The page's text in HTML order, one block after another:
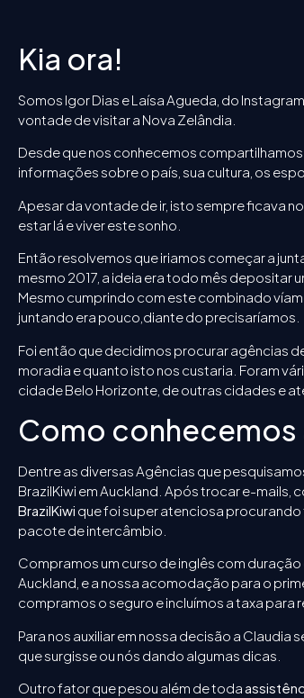
Kia ora!
Somos Igor Dias e Laísa Agueda, do Instagram
vontade de visitar a Nova Zelândia.
Desde que nos conhecemos
informações sobre o país, sua cultura, os
Apesar da vontade de ir, isto sempre ficava
estar lá e viver este sonho.
Então resolvemos que iriamos começar a
mesmo 2017, a ideia era todo mês depositar
Mesmo cumprindo com este combinado
juntando era pouco,diante do precisaríamos.
Foi então que decidimos procurar agências
moradia e quanto isto nos custaria. Foram
cidade Belo Horizonte, de outras cidades e
Como conhecemos
Dentre as diversas Agências que
BrazilKiwi em Auckland. Após trocar e-mails,
BrazilKiwi que foi super atenciosa
pacote de intercâmbio.
Compramos um curso de inglês com
Auckland, e a nossa acomodação para o
compramos o seguro e incluímos a taxa para
Para nos auxiliar em nossa decisão a
que surgisse ou nós dando algumas dicas.
Outro fator que pesou além de toda